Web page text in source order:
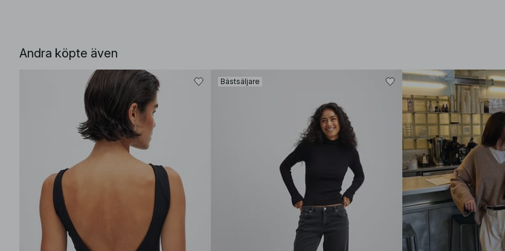
Andra köpte även
Bästsäljare